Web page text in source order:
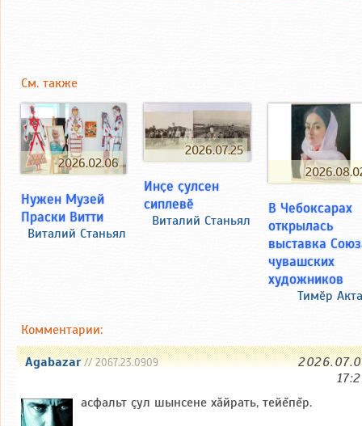
См. также
2026.02.06
Нужен Музей
Праски Витти
Виталий Станьял
2026.07.25
Инҫе ҫулсен
сиплевӗ
Виталий Станьял
В Чебоксарах
открылась
выставка
чувашских
художников
Тимӗр
Комментарии:
Agabazar// 2067.23.0909
асфальт çул шынсене хăйрать, тейĕпĕр.